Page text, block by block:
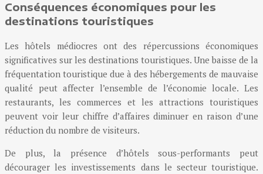
Conséquences économiques pour les
destinations touristiques
Les hôtels médiocres ont des répercussions économiques
significatives sur les destinations touristiques. Une baisse de la
fréquentation touristique due à des hébergements de mauvaise
qualité peut affecter l’ensemble de l’économie locale. Les
restaurants, les commerces et les attractions touristiques
peuvent voir leur chiffre d’affaires diminuer en raison d’une
réduction du nombre de visiteurs.
De plus, la présence d’hôtels sous-performants peut
décourager les investissements dans le secteur touristique.